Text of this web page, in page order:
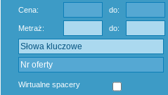
Cena: do:
Metraż: do:
Wirtualne spacery